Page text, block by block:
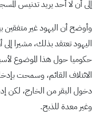
إلى أن لا أحد يريد تدنيس
وأوضح أن اليهود غير متفقين
اليهود تعتقد بذلك، مشيرا
حكوميا حول هذا الموضوع
الائتلاف القائم، وسمحت
دخول البقر من الخارج، لكن
وغير معدة للذبح.